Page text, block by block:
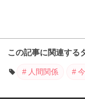
この記事に関連する
人間関係